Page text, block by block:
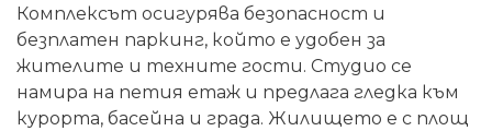
Комплексът осигурява безопасност и
безплатен паркинг, който е удобен за
жителите и техните гости. Студио се
намира на петия етаж и предлага гледка към
курорта, басейна и града. Жилището е с площ